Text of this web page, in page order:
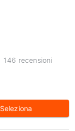
146 recensioni
Seleziona